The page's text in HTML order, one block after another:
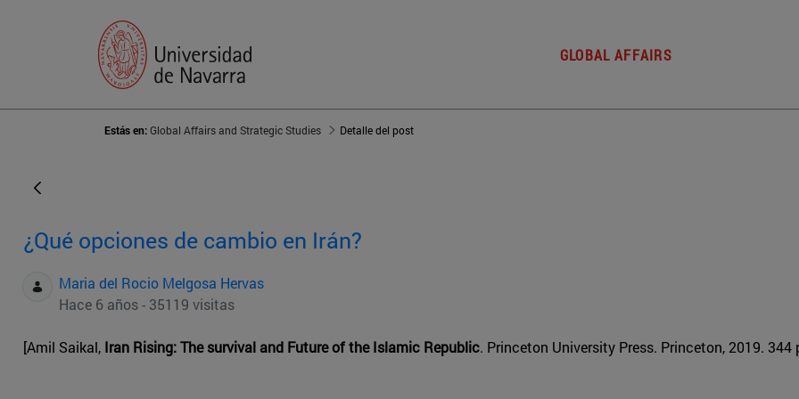
GLOBAL AFFAIRS
Estás en:Global Affairs and Strategic Studies Detalle del post
¿Qué opciones de cambio en Irán?
Maria del Rocio Melgosa Hervas
Hace 6 años - 35119 visitas
[Amil Saikal, Iran Rising: The survival and Future of the Islamic Republic. Princeton University Press. Princeton, 2019. 344